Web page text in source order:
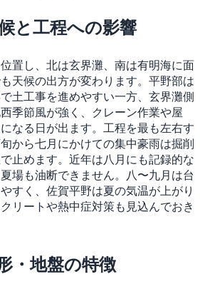
と工程への影響
置し、北は玄界灘、南は有明海に面
天候の出方が変わります。平野部は
土工事を進めやすい一方、玄界灘側
季節風が強く、クレーン作業や屋
なる日が出ます。工程を最も左右す
から七月にかけての集中豪雨は掘削
止めます。近年は八月にも記録的な
場も油断できません。八〜九月は台
すく、佐賀平野は夏の気温が上がり
リートや熱中症対策も見込んでおき
・地盤の特徴